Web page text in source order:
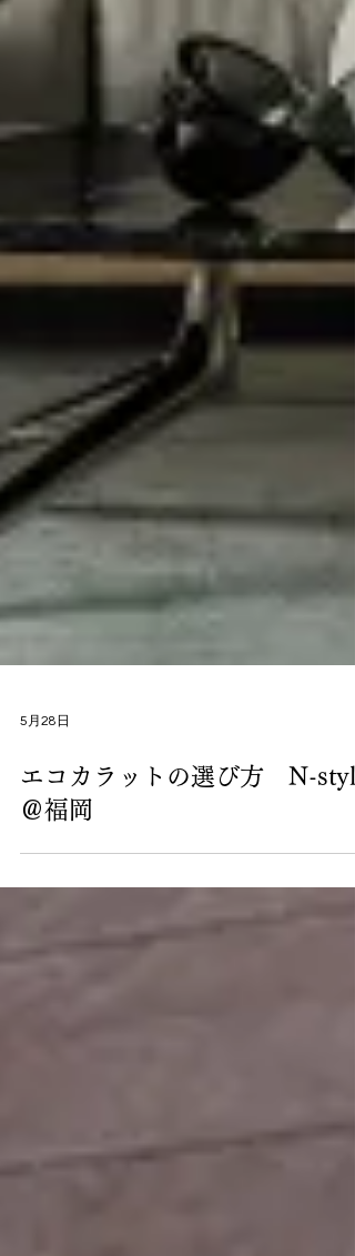
エコカラットの選び方 N-style